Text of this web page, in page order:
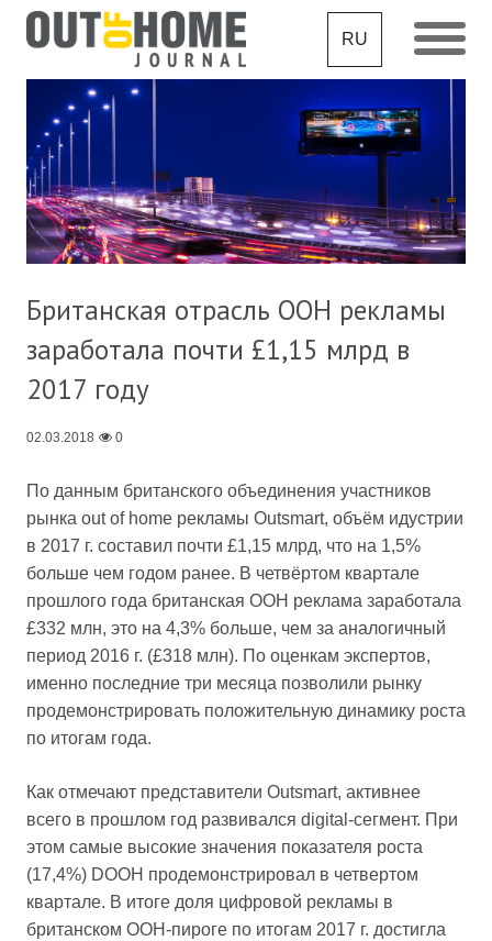
RU
Британская отрасль OOH рекламы
заработала почти £1,15 млрд в
2017 году
02.03.2018 0
По данным британского объединения участников
рынка out of home рекламы Outsmart, объём идустрии
в 2017 г. составил почти £1,15 млрд, что на 1,5%
больше чем годом ранее. В четвёртом квартале
прошлого года британская OOH реклама заработала
£332 млн, это на 4,3% больше, чем за аналогичный
период 2016 г. (£318 млн). По оценкам экспертов,
именно последние три месяца позволили рынку
продемонстрировать положительную динамику роста
по итогам года.
Как отмечают представители Outsmart, активнее
всего в прошлом год развивался digital-сегмент. При
этом самые высокие значения показателя роста
(17,4%) DOOH продемонстрировал в четвертом
квартале. В итоге доля цифровой рекламы в
британском OOH-пироге по итогам 2017 г. достигла